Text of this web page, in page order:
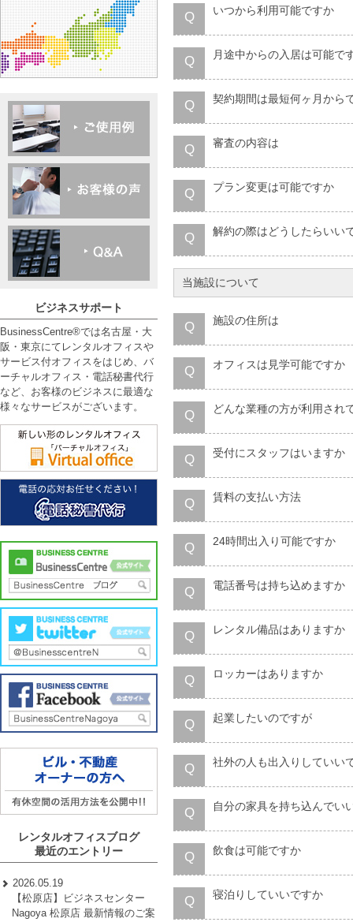
Q いつから利用可能ですか
Q 月途中からの入居は可能で
Q 契約期間は最短何ヶ月から
Q 審査の内容は
Q プラン変更は可能ですか
Q 解約の際はどうしたらいい
当施設について
Q 施設の住所は
Q オフィスは見学可能ですか
Q どんな業種の方が利用され
Q 受付にスタッフはいますか
Q 賃料の支払い方法
Q 24時間出入り可能ですか
Q 電話番号は持ち込めますか
Q レンタル備品はありますか
Q ロッカーはありますか
Q 起業したいのですが
Q 社外の人も出入りしていい
Q 自分の家具を持ち込んでい
Q 飲食は可能ですか
Q 寝泊りしていいですか
ビジネスサポート
BusinessCentre®では名古屋・大
阪・東京にてレンタルオフィスや
サービス付オフィスをはじめ、バ
ーチャルオフィス・電話秘書代行
など、お客様のビジネスに最適な
様々なサービスがございます。
レンタルオフィスブログ
最近のエントリー
2026.05.19
【松原店】ビジネスセンター
Nagoya 松原店 最新情報のご案